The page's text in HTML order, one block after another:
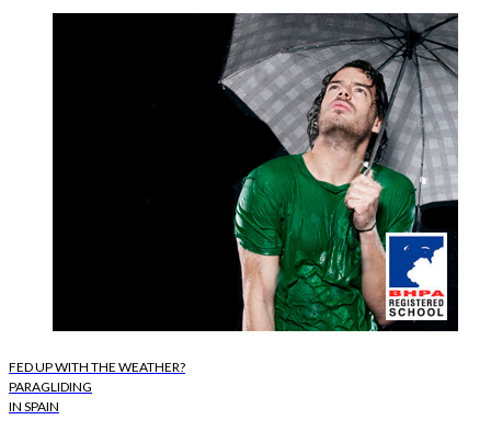
FED UP WITH THE WEATHER?
PARAGLIDING
IN SPAIN